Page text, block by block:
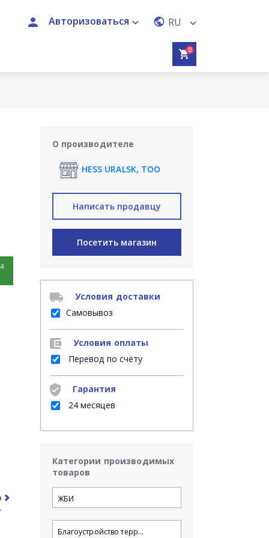
Авторизоваться RU
0
Часто задаваемые вопросы
О производителе
HESS URALSK, ТОО
Написать продавцу
Посетить магазин
Условия доставки
Самовывоз
Условия оплаты
Перевод по счёту
Гарантия
24 месяцев
Категории производимых
товаров
ЖБИ
Благоустройство терр...